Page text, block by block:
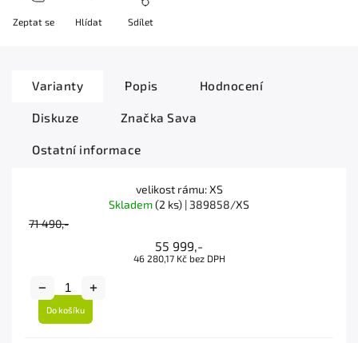
Zeptat se Hlídat Sdílet
Varianty Popis Hodnocení
Diskuze Značka Sava
Ostatní informace
velikost rámu: XS
Skladem(2 ks) | 389858/XS
71 490,-
55 999,-
46 280,17 Kč bez DPH
Do košíku